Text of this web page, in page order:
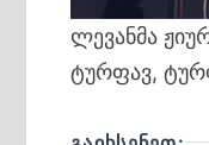
ლევანმა
ტურფავ,